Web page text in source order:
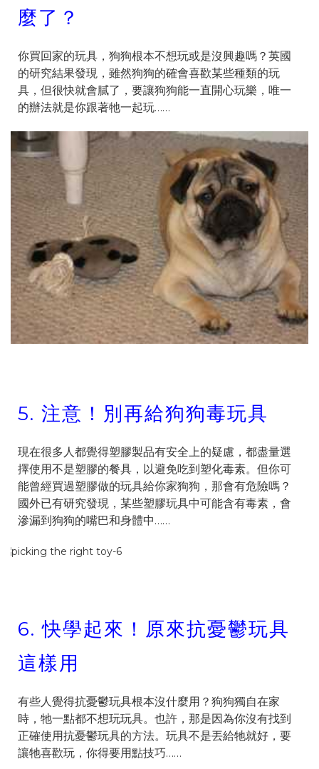
麼了？
你買回家的玩具，狗狗根本不想玩或是沒興趣嗎？英國
的研究結果發現，雖然狗狗的確會喜歡某些種類的玩
具，但很快就會膩了，要讓狗狗能一直開心玩樂，唯一
的辦法就是你跟著牠一起玩……
5. 注意！別再給狗狗毒玩具
現在很多人都覺得塑膠製品有安全上的疑慮，都盡量選
擇使用不是塑膠的餐具，以避免吃到塑化毒素。但你可
能曾經買過塑膠做的玩具給你家狗狗，那會有危險嗎？
國外已有研究發現，某些塑膠玩具中可能含有毒素，會
滲漏到狗狗的嘴巴和身體中……
6.快學起來！原來抗憂鬱玩具
這樣用
有些人覺得抗憂鬱玩具根本沒什麼用？狗狗獨自在家
時，牠一點都不想玩玩具。也許，那是因為你沒有找到
正確使用抗憂鬱玩具的方法。玩具不是丟給牠就好，要
讓牠喜歡玩，你得要用點技巧……